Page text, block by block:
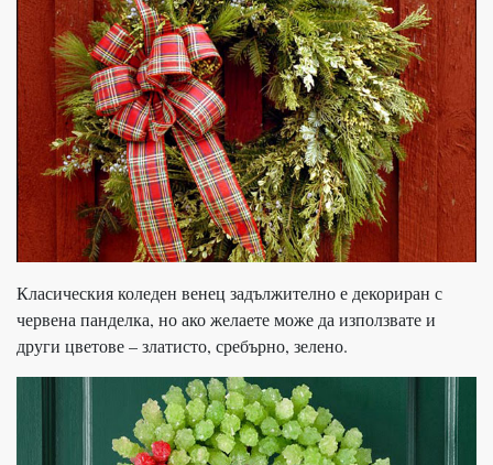
Класическия коледен венец задължително е декориран с
червена панделка, но ако желаете може да използвате и
други цветове – златисто, сребърно, зелено.